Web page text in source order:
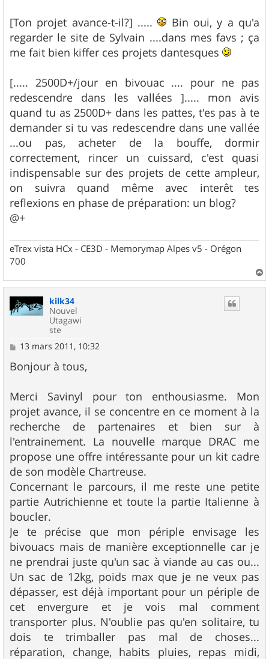
[Ton projet avance-t-il?] .....
Bin oui, y a qu'a
regarder le site de Sylvain ....dans mes favs ; ça
me fait bien kiffer ces projets dantesques
[..... 2500D+/jour en bivouac .... pour ne pas
redescendre dans les vallées ]..... mon avis
quand tu as 2500D+ dans les pattes, t'es pas à te
demander si tu vas redescendre dans une vallée
...ou pas, acheter de la bouffe, dormir
correctement, rincer un cuissard, c'est quasi
indispensable sur des projets de cette ampleur,
on suivra quand même avec interêt tes
reflexions en phase de préparation: un blog?
@+
eTrex vista HCx - CE3D - Memorymap Alpes v5 - Orégon
700
a
kilk34
Nouvel
Utagawi
ste
M
s
s
g
e
13 mars 2011, 10:32
Bonjour à tous,
Merci Savinyl pour ton enthousiasme. Mon
projet avance, il se concentre en ce moment à la
recherche de partenaires et bien sur à
l'entrainement. La nouvelle marque DRAC me
propose une offre intéressante pour un kit cadre
de son modèle Chartreuse.
Concernant le parcours, il me reste une petite
partie Autrichienne et toute la partie Italienne à
boucler.
Je te précise que mon périple envisage les
bivouacs mais de manière exceptionnelle car je
ne prendrai juste qu'un sac à viande au cas ou...
Un sac de 12kg, poids max que je ne veux pas
dépasser, est déjà important pour un périple de
cet envergure et je vois mal comment
transporter plus. N'oublie pas qu'en solitaire, tu
dois te trimballer pas mal de choses...
réparation, change, habits pluies, repas midi,